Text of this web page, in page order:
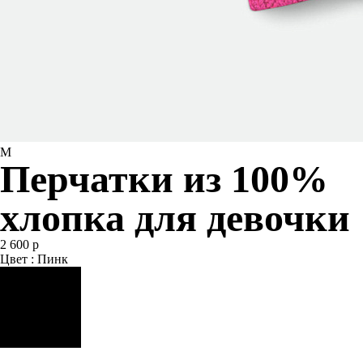
M
Перчатки из 100%
хлопка для девочки
2 600 р
Цвет : Пинк